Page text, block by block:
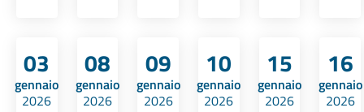
03
gennaio
2026
08
gennaio
2026
09
gennaio
2026
10
gennaio
2026
15
gennaio
2026
16
gennaio
2026